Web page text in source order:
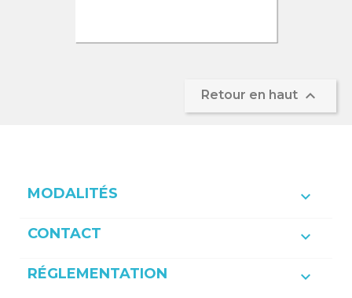
Retour en haut 
MODALITÉS 
CONTACT 
RÉGLEMENTATION 